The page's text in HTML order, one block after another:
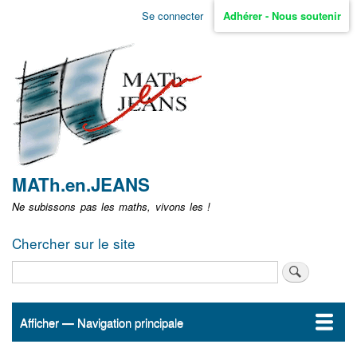
Aller
non
identifié
Se connecter Adhérer - Nous soutenir
MATh.en.JEANS
Ne subissons pas les maths, vivons les !
Chercher sur le site
Navigation
Afficher — Navigation principale